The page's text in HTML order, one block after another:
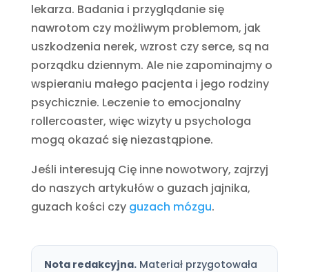
lekarza. Badania i przyglądanie się
nawrotom czy możliwym problemom, jak
uszkodzenia nerek, wzrost czy serce, są na
porządku dziennym. Ale nie zapominajmy o
wspieraniu małego pacjenta i jego rodziny
psychicznie. Leczenie to emocjonalny
rollercoaster, więc wizyty u psychologa
mogą okazać się niezastąpione.
Jeśli interesują Cię inne nowotwory, zajrzyj
do naszych artykułów o guzach jajnika,
guzach kości czy guzach mózgu.
Nota redakcyjna.Materiał przygotowała